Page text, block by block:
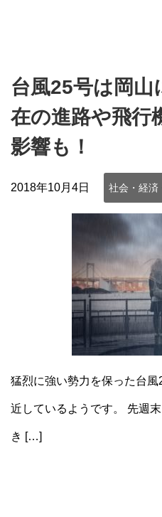
台風25号は岡山
在の進路や飛行
影響も！
2018年10月4日 社会・経済
猛烈に強い勢力を保った台
近しているようです。 先週
き […]